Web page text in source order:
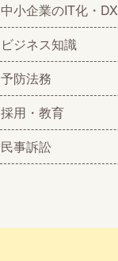
中小企業のIT化・DX
ビジネス知識
予防法務
採用・教育
民事訴訟